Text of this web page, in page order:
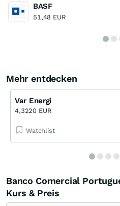
BASF
51,48 EUR
Mehr entdecken
Var Energi
4,3220 EUR
Watchlist
Banco Comercial
Kurs & Preis